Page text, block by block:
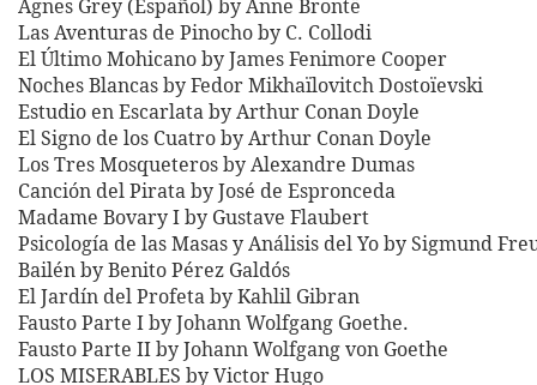
Agnes Grey (Español) by Anne Brontë
Las Aventuras de Pinocho by C. Collodi
El Último Mohicano by James Fenimore Cooper
Noches Blancas by Fedor Mikhaïlovitch Dostoïevski
Estudio en Escarlata by Arthur Conan Doyle
El Signo de los Cuatro by Arthur Conan Doyle
Los Tres Mosqueteros by Alexandre Dumas
Canción del Pirata by José de Espronceda
Madame Bovary I by Gustave Flaubert
Psicología de las Masas y Análisis del Yo by Sigmund
Bailén by Benito Pérez Galdós
El Jardín del Profeta by Kahlil Gibran
Fausto Parte I by Johann Wolfgang Goethe.
Fausto Parte II by Johann Wolfgang von Goethe
LOS MISERABLES by Victor Hugo